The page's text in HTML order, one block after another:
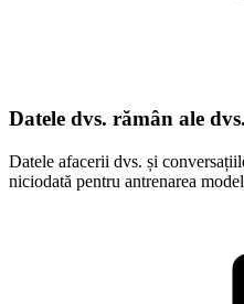
Datele dvs. rămân ale dvs.
Datele afacerii dvs. și
niciodată pentru antrenarea